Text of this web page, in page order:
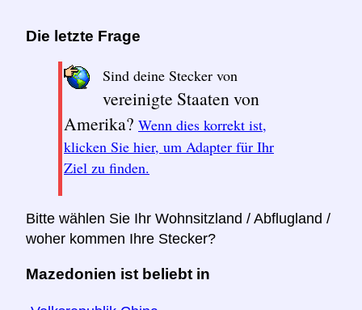
Die letzte Frage
Sind deine Stecker von
vereinigte Staaten von
Amerika? Wenn dies korrekt ist,
klicken Sie hier, um Adapter für Ihr
Ziel zu finden.
Bitte wählen Sie Ihr Wohnsitzland / Abflugland /
woher kommen Ihre Stecker?
Mazedonien ist beliebt in